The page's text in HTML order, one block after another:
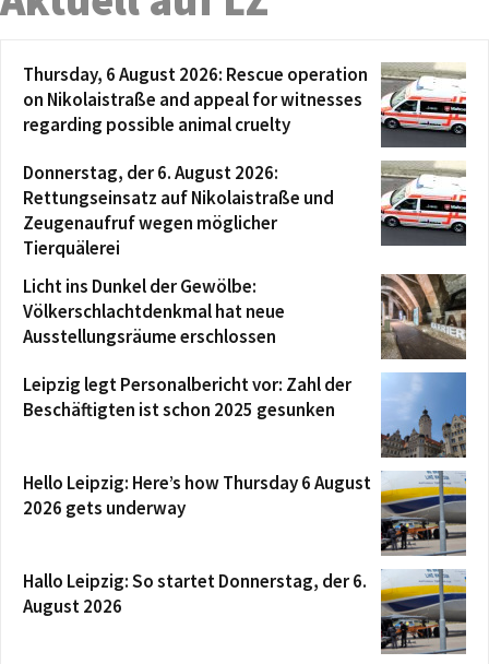
Thursday, 6 August 2026: Rescue operation
on Nikolaistraße and appeal for witnesses
regarding possible animal cruelty
Donnerstag, der 6. August 2026:
Rettungseinsatz auf Nikolaistraße und
Zeugenaufruf wegen möglicher
Tierquälerei
Licht ins Dunkel der Gewölbe:
Völkerschlachtdenkmal hat neue
Ausstellungsräume erschlossen
Leipzig legt Personalbericht vor: Zahl der
Beschäftigten ist schon 2025 gesunken
Hello Leipzig: Here’s how Thursday 6 August
2026 gets underway
Hallo Leipzig: So startet Donnerstag, der 6.
August 2026